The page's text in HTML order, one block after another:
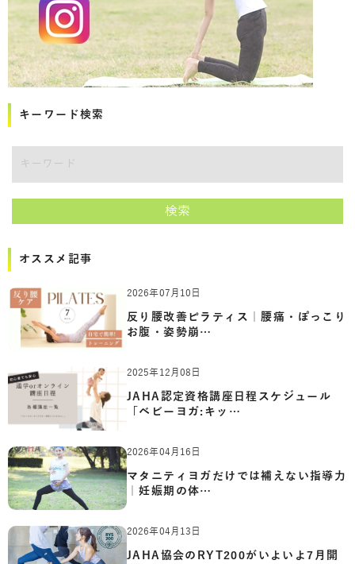
キーワード検索
検索
オススメ記事
2026年07月10日
反り腰改善ピラティス｜腰痛・ぽっこり
お腹・姿勢崩…
2025年12月08日
JAHA認定資格講座日程スケジュール
「ベビーヨガ:キッ…
2026年04月16日
マタニティヨガだけでは補えない指導力
｜妊娠期の体…
2026年04月13日
JAHA協会のRYT200がいよいよ7月開